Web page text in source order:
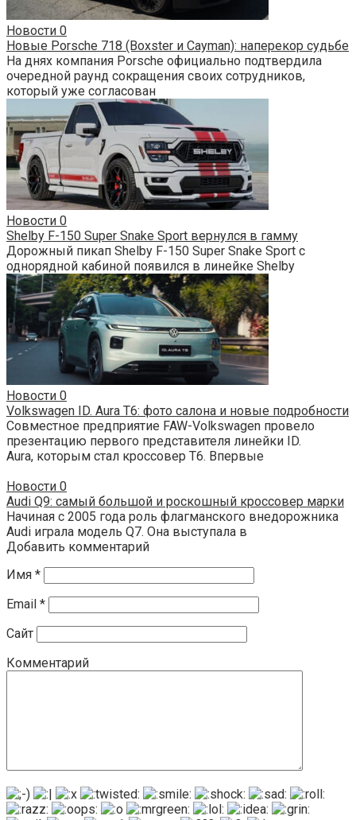
Новости 0
Новые Porsche 718 (Boxster и Cayman): наперекор судьбе
На днях компания Porsche официально подтвердила
очередной раунд сокращения своих сотрудников,
который уже согласован
Новости 0
Shelby F-150 Super Snake Sport вернулся в гамму
Дорожный пикап Shelby F-150 Super Snake Sport с
однорядной кабиной появился в линейке Shelby
Новости 0
Volkswagen ID. Aura T6: фото салона и новые подробности
Совместное предприятие FAW-Volkswagen провело
презентацию первого представителя линейки ID.
Aura, которым стал кроссовер T6. Впервые
Новости 0
Audi Q9: самый большой и роскошный кроссовер марки
Начиная с 2005 года роль флагманского внедорожника
Audi играла модель Q7. Она выступала в
Добавить комментарий
Имя *
Email *
Сайт
Комментарий